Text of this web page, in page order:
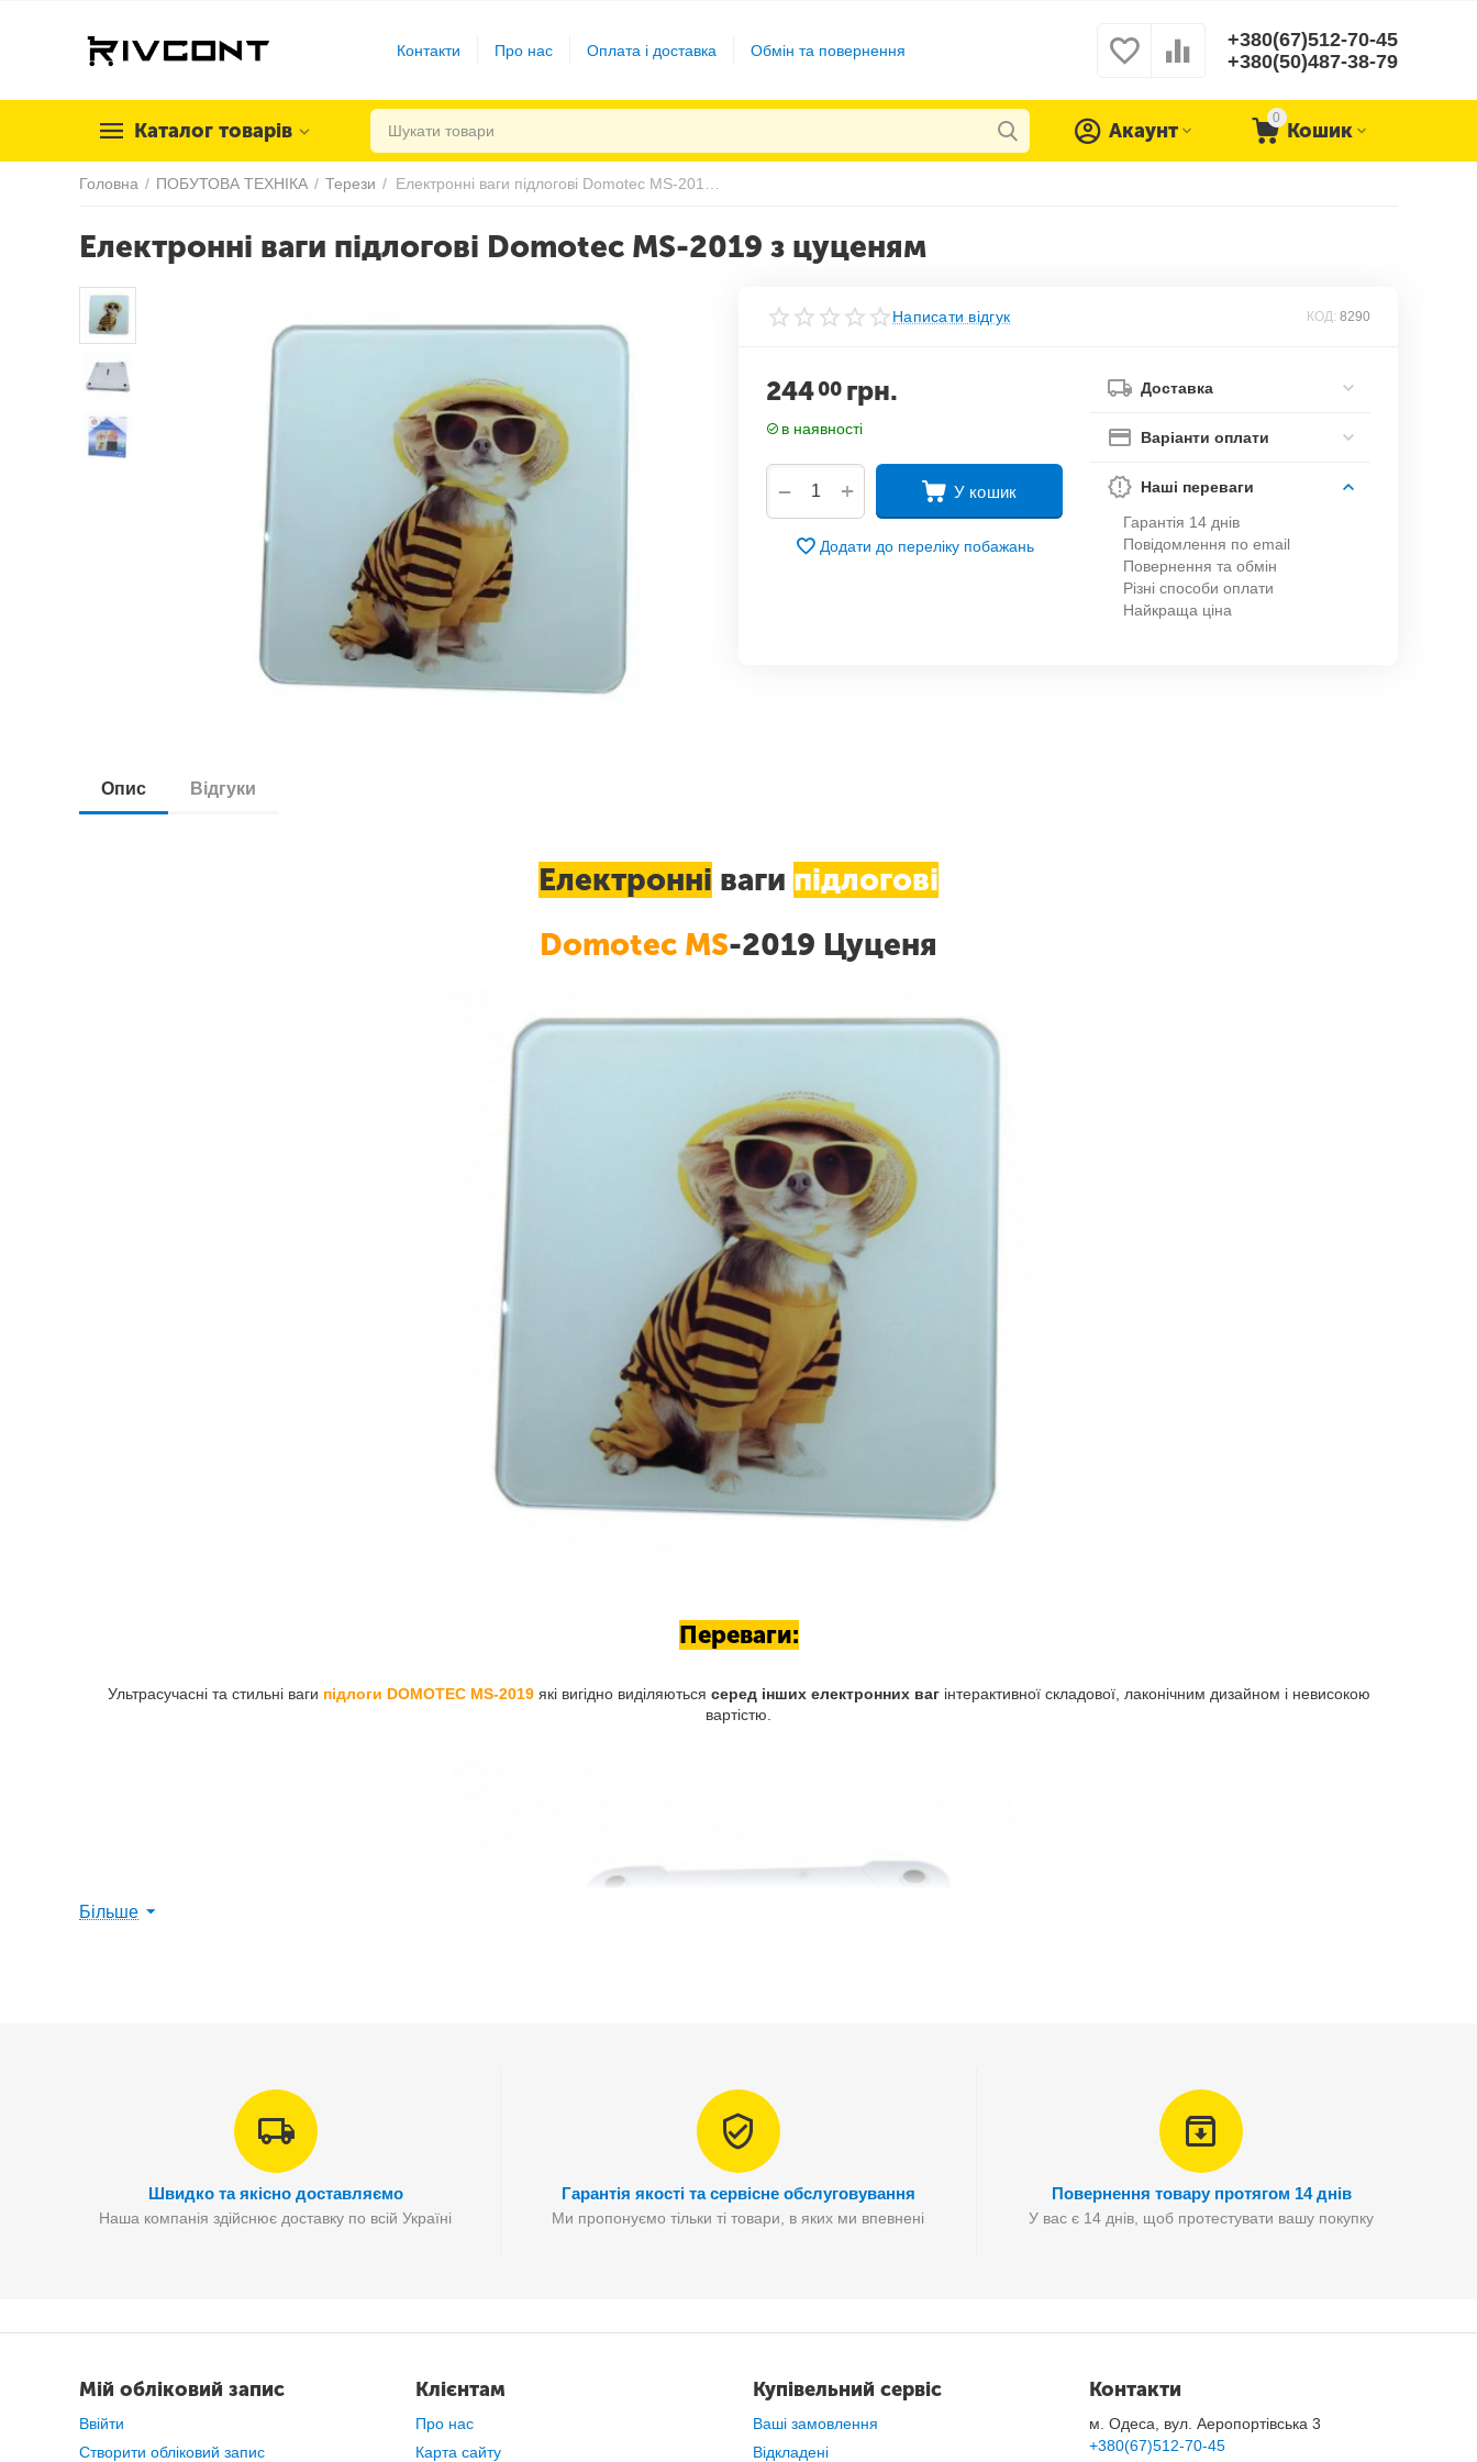
Контакти Про нас Оплата і доставка Обмін та повернення
+380(67)512-70-45
+380(50)487-38-79
Каталог товарів
0
Кошик
Акаунт
Головна / ПОБУТОВА ТЕХНІКА / Терези /
Електронні ваги підлогові Domotec MS-2019 з цуценям
Написати відгук КОД: 8290
24400 грн.
в наявності
+
− У кошик
Додати до переліку побажань
Доставка
Варіанти оплати
Наші переваги
Гарантія 14 днів
Повідомлення по email
Повернення та обмін
Різні способи оплати
Найкраща ціна
Опис Відгуки
Електронні ваги підлогові
Domotec MS-2019 Цуценя
Переваги:
Ультрасучасні та стильні ваги підлоги DOMOTEC MS-2019 які вигідно виділяються серед інших електронних вагінтерактивної складової, лаконічним дизайном і невисокою
вартістю.
Більше
Швидко та якісно доставляємо
Наша компанія здійснює доставку по всій Україні
Гарантія якості та сервісне обслуговування
Ми пропонуємо тільки ті товари, в яких ми впевнені
Повернення товару протягом 14 днів
У вас є 14 днів, щоб протестувати вашу покупку
Мій обліковий запис
Ввійти
Створити обліковий запис
Клієнтам
Про нас
Карта сайту
Купівельний сервіс
Ваші замовлення
Відкладені
Контакти
м. Одеса, вул. Аеропортівська 3
+380(67)512-70-45